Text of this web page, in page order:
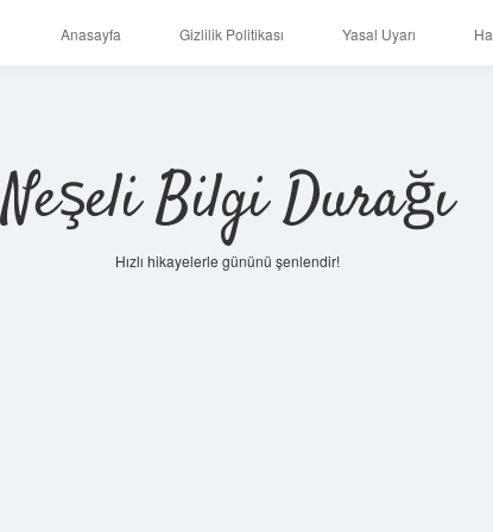
Anasayfa Gizlilik Politikası Yasal Uyarı
Neşeli Bilgi Durağı
Hızlı hikayelerle gününü şenlendir!